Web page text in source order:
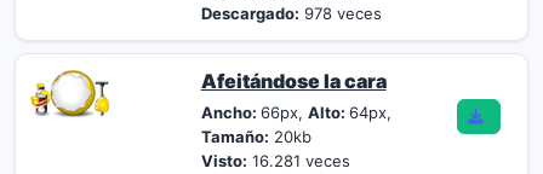
Descargado: 978 veces
Afeitándose la cara
Ancho: 66px, Alto: 64px,
Tamaño: 20kb
Visto: 16.281 veces